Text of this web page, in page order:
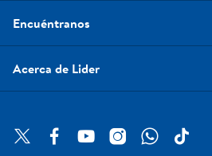
Encuéntranos
Acerca de Lider